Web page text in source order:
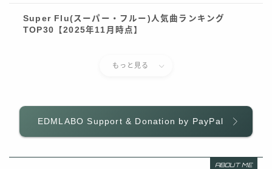
Super Flu(スーパー・フルー)人気曲ランキング
TOP30【2025年11月時点】
もっと見る
EDMLABO Support & Donation by PayPal
ABOUT ME